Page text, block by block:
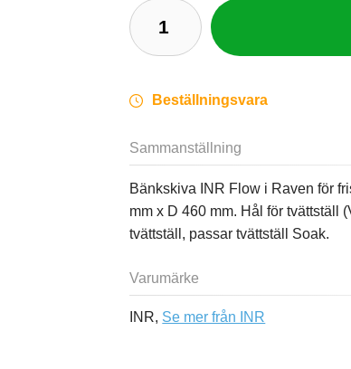
Beställningsvara
Sammanställning
Bänkskiva INR Flow i Raven för
mm x D 460 mm. Hål för tvättställ
tvättställ, passar tvättställ Soak.
Varumärke
INR, Se mer från INR